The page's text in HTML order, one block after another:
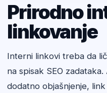
Prirodno
linkovanje
Interni linkovi treba da
na spisak SEO
dodatno objašnjenje,